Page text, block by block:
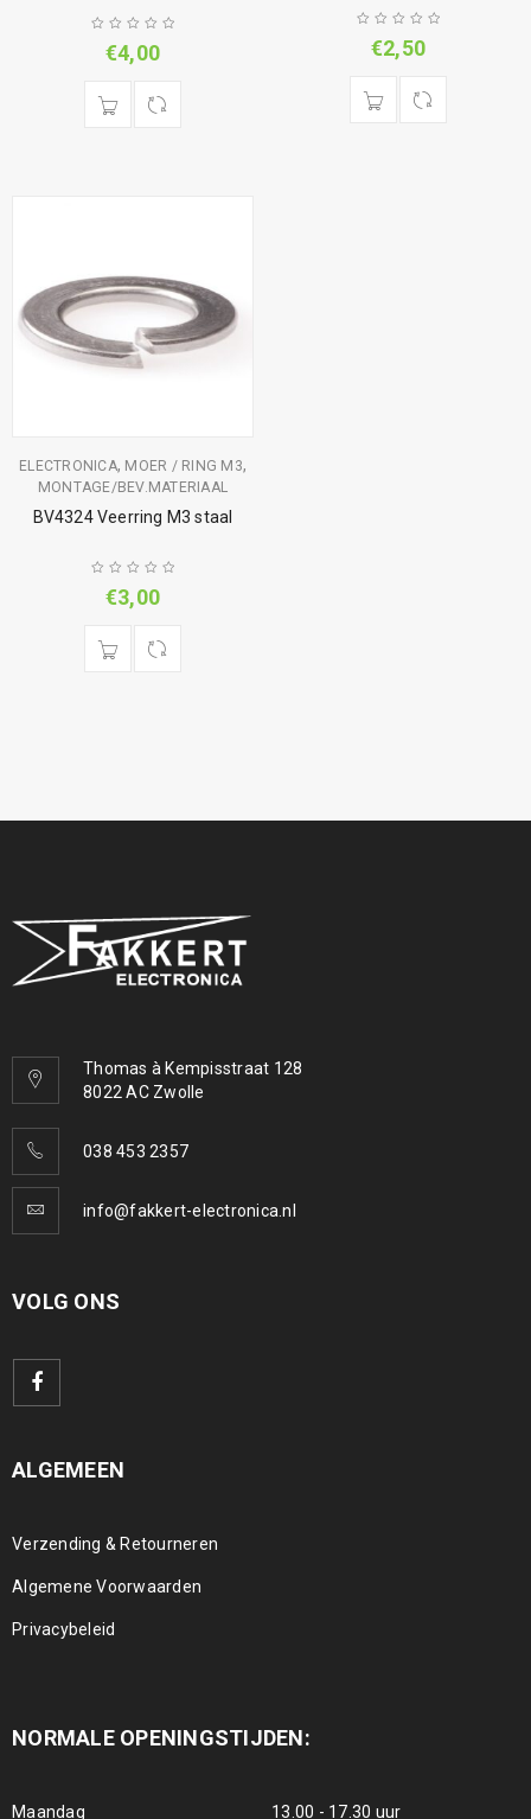
€4,00 €2,50
ELECTRONICA, MOER / RING M3,
MONTAGE/BEV.MATERIAAL
BV4324 Veerring M3 staal
€3,00
Thomas à Kempisstraat 128
8022 AC Zwolle
038 453 2357
info@fakkert-electronica.nl
VOLG ONS
ALGEMEEN
Verzending & Retourneren
Algemene Voorwaarden
Privacybeleid
NORMALE OPENINGSTIJDEN:
Maandag 13.00 - 17.30 uur